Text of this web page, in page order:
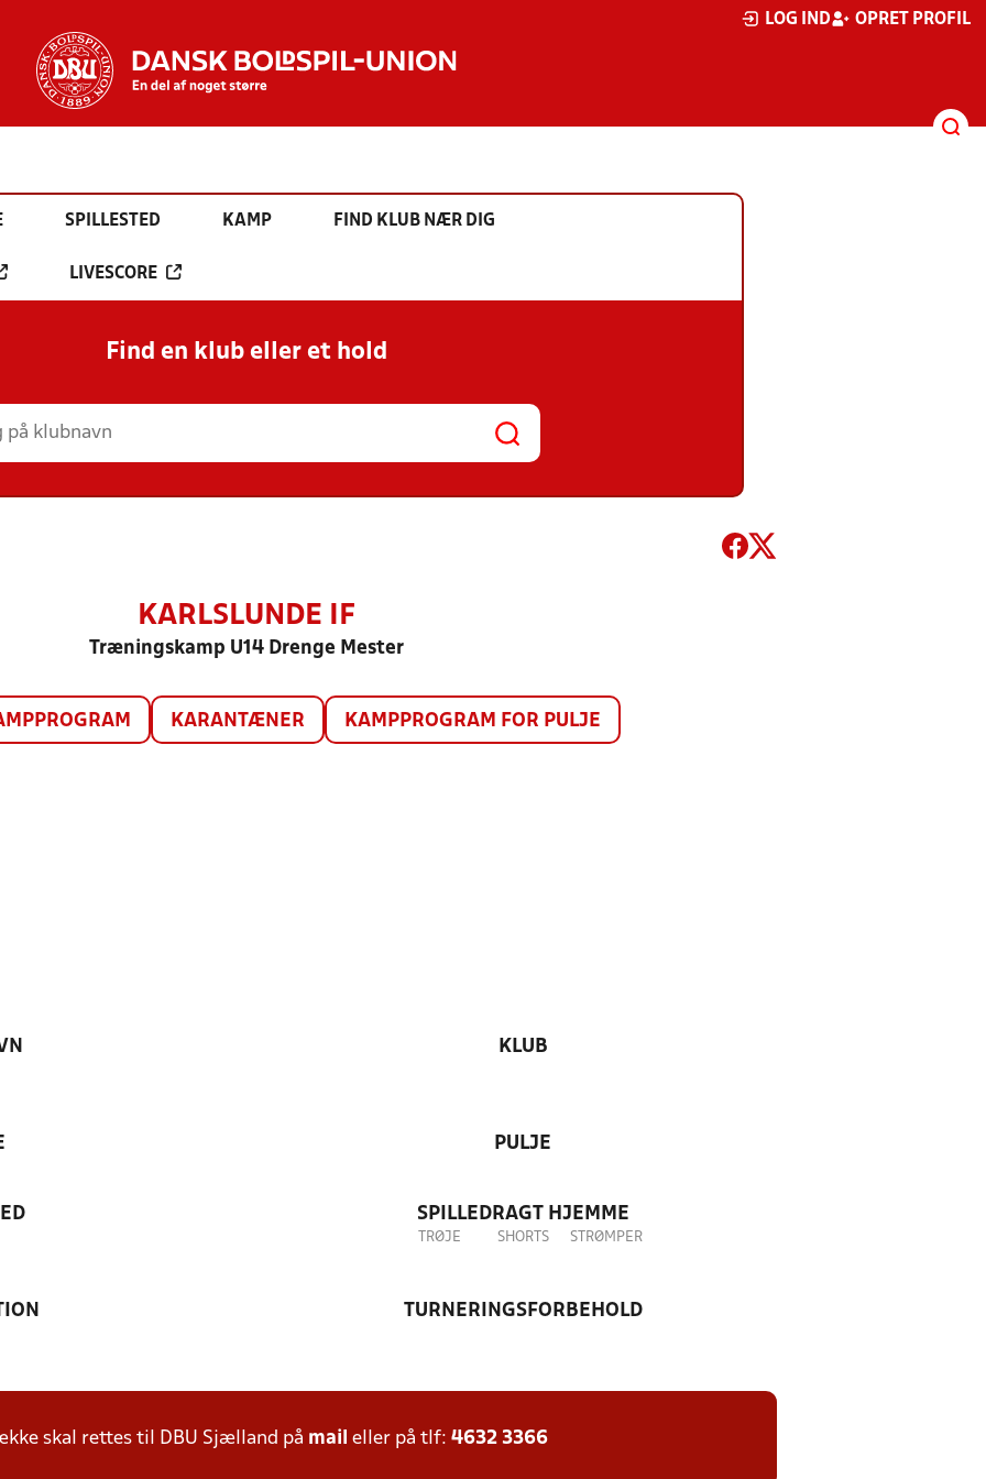
LOG IND OPRET PROFIL
SPILLESTED KAMP FIND KLUB NÆR DIG
LIVESCORE
Find en klub eller et hold
KARLSLUNDE IF
Træningskamp U14 Drenge Mester
KARANTÆNER KAMPPROGRAM FOR PULJE
KLUB
PULJE
SPILLEDRAGT HJEMME
TRØJE SHORTS STRØMPER
TURNERINGSFORBEHOLD
skal rettes til DBU Sjælland på mail eller på tlf: 4632 3366